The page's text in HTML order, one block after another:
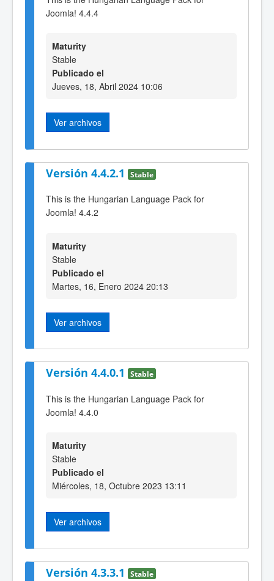
Joomla! 4.4.4
Maturity
Stable
Publicado el
Jueves, 18, Abril 2024 10:06
Ver archivos
Versión 4.4.2.1 Stable
This is the Hungarian Language Pack for
Joomla! 4.4.2
Maturity
Stable
Publicado el
Martes, 16, Enero 2024 20:13
Ver archivos
Versión 4.4.0.1 Stable
This is the Hungarian Language Pack for
Joomla! 4.4.0
Maturity
Stable
Publicado el
Miércoles, 18, Octubre 2023 13:11
Ver archivos
Versión 4.3.3.1 Stable